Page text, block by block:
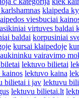
klaipeda
viesbuciai
virtuves baldai
baldai korpusiniai
kursai klaipedoje
vairavimo
lektuvo bilietai
lektuvo kaina
bilietai i jav lektuvu
lektuvu bilietai.lt